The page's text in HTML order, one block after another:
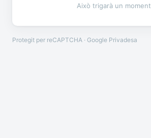
Això trigarà un moment
Protegit per reCAPTCHA · Google Privadesa